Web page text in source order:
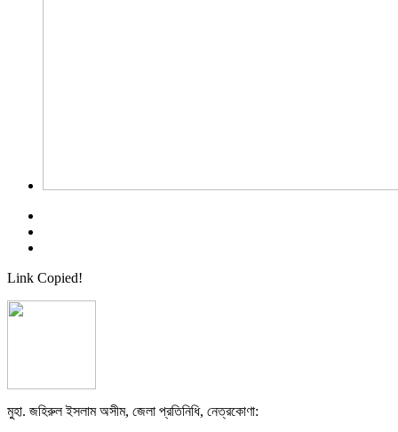
Link Copied!
মুহা. জহিরুল ইসলাম অসীম, জেলা প্রতিনিধি, নেত্রকোণা: